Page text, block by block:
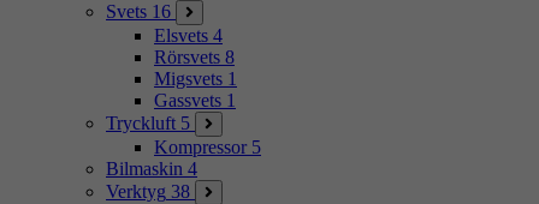
Svets 16
Elsvets 4
Rörsvets 8
Migsvets 1
Gassvets 1
Tryckluft 5
Kompressor 5
Bilmaskin 4
Verktyg 38